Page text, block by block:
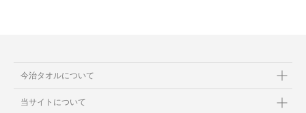
今治タオルについて
当サイトについて